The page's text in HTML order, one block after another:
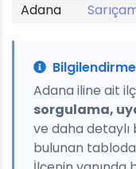
Adana
Bilgilendirme
Adana iline ait
sorgulama,
ve daha detaylı
bulunan